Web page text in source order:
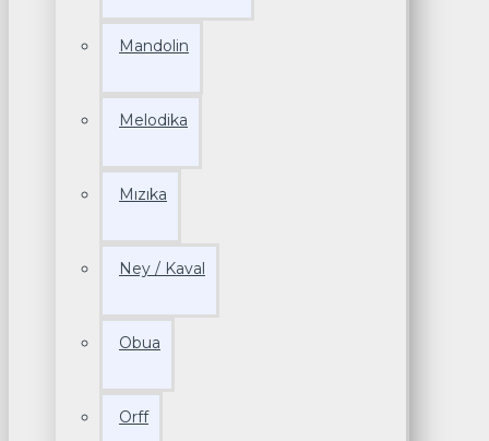
Mandolin
Melodika
Mızıka
Ney / Kaval
Obua
Orff